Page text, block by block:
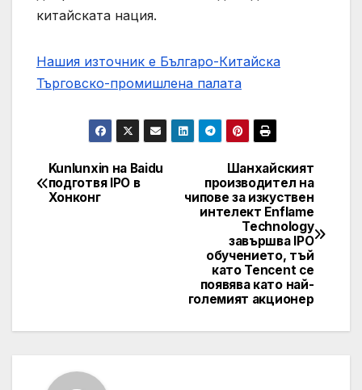
китайската нация.
Нашия източник е Българо-Китайска
Търговско-промишлена палaта
Post
navigation
Шанхайският
производител на
чипове за изкуствен
интелект Enflame
Technology
завършва IPO
обучението, тъй
като Tencent се
появява като най-
големият акционер
Kunlunxin на Baidu
подготвя IPO в
Хонконг